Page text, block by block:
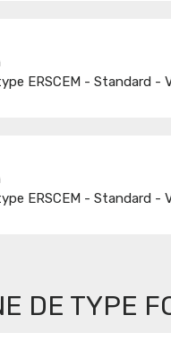
ERSCEM - Standard -
ERSCEM - Standard -
DE TYPE